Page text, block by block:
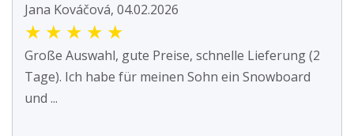
Jana Kováčová, 04.02.2026
★ ★ ★ ★ ★
Große Auswahl, gute Preise, schnelle Lieferung (2
Tage). Ich habe für meinen Sohn ein Snowboard
und ...